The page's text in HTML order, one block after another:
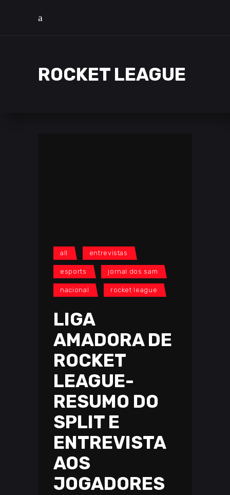
ROCKET LEAGUE
all entrevistas
esports jornal dos sam
nacional rocket league
LIGA
AMADORA DE
ROCKET
LEAGUE-
RESUMO DO
SPLIT E
ENTREVISTA
AOS
JOGADORES